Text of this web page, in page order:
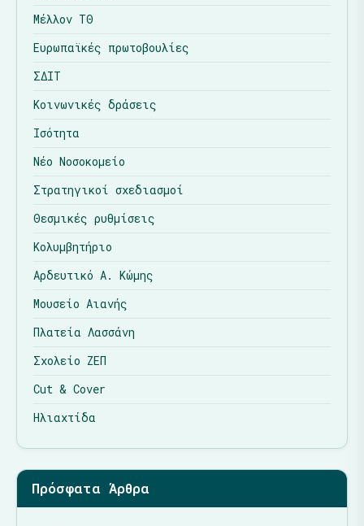
Μέλλον ΤΘ
Ευρωπαϊκές πρωτοβουλίες
ΣΔΙΤ
Κοινωνικές δράσεις
Ισότητα
Νέο Νοσοκομείο
Στρατηγικοί σχεδιασμοί
Θεσμικές ρυθμίσεις
Κολυμβητήριο
Αρδευτικό Α. Κώμης
Μουσείο Αιανής
Πλατεία Λασσάνη
Σχολείο ΖΕΠ
Cut & Cover
Ηλιαχτίδα
Πρόσφατα Άρθρα